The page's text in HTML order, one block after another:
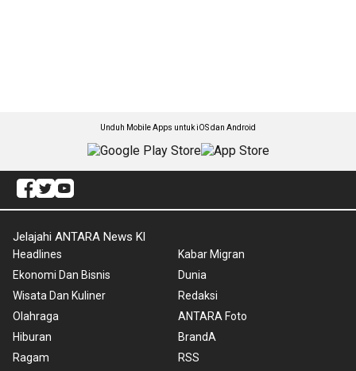
Unduh Mobile Apps untuk iOS dan Android
Jelajahi ANTARA News Kl
Headlines
Ekonomi Dan Bisnis
Wisata Dan Kuliner
Olahraga
Hiburan
Ragam
Kabar Migran
Dunia
Redaksi
ANTARA Foto
BrandA
RSS